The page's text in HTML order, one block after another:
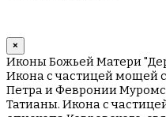
×
Иконы Божьей Матери
Икона с частицей мощей
Петра и Февронии
Татианы. Икона с